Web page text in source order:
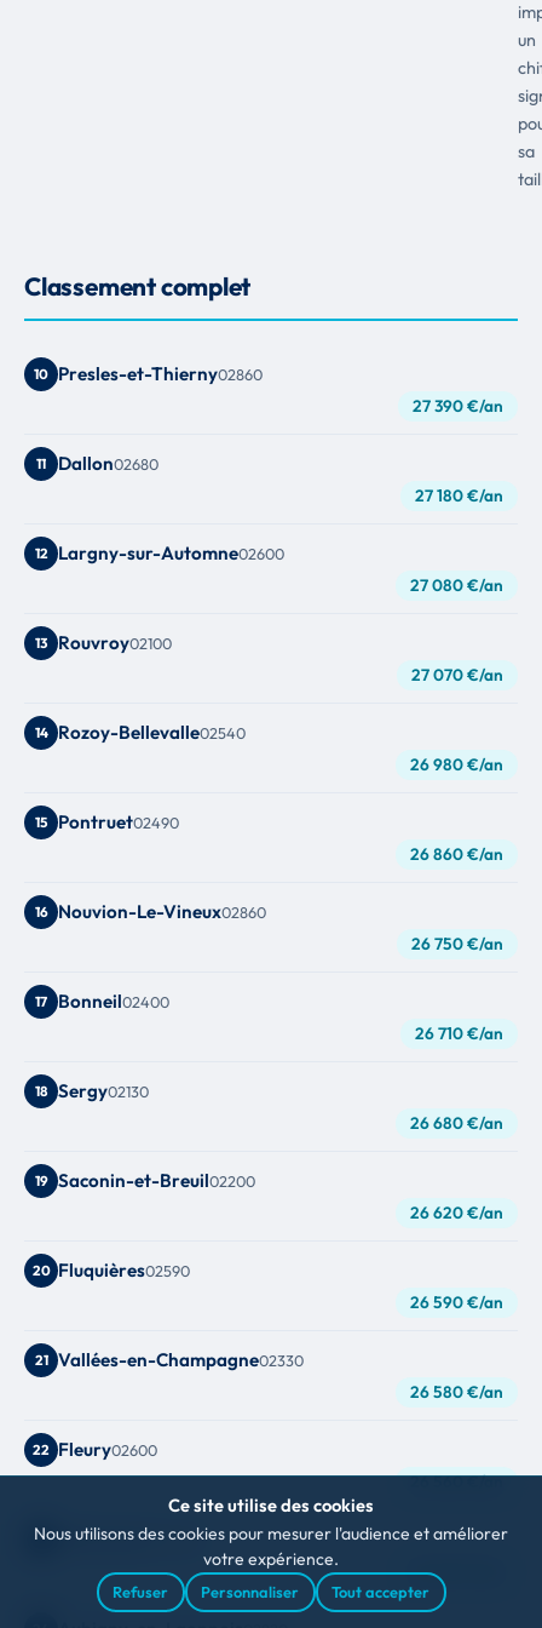
un
sa
Classement complet
10 Presles-et-Thierny02860
27 390 €/an
11 Dallon02680
27 180 €/an
12 Largny-sur-Automne02600
27 080 €/an
13 Rouvroy02100
27 070 €/an
14 Rozoy-Bellevalle02540
26 980 €/an
15 Pontruet02490
26 860 €/an
16 Nouvion-Le-Vineux02860
26 750 €/an
17 Bonneil02400
26 710 €/an
18 Sergy02130
26 680 €/an
19 Saconin-et-Breuil02200
26 620 €/an
20 Fluquières02590
26 590 €/an
21 Vallées-en-Champagne02330
26 580 €/an
22 Fleury02600
26 560 €/an
23 Molinchart02000
26 560 €/an
Ce site utilise des cookies
Nous utilisons des cookies pour mesurer l'audience et améliorer
votre expérience.
Refuser Personnaliser Tout accepter